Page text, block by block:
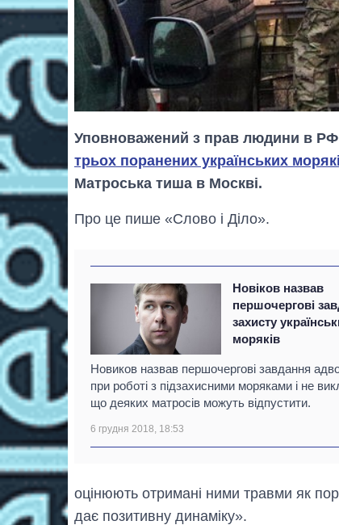
Уповноважений з прав людини в РФ
трьох поранених українських
Матроська тиша в Москві.
Про це пише «Слово і Діло».
Новіков назвав
першочергові
захисту
моряків
Новиков назвав першочергові завдання
при роботі з підзахисними моряками і не
що деяких матросів можуть відпустити.
6 грудня 2018, 18:53
оцінюють отримані ними травми як
дає позитивну динаміку».